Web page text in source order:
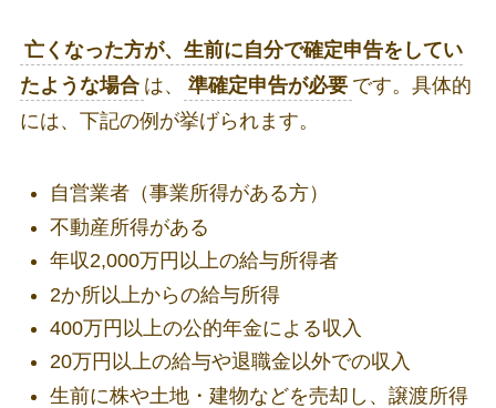
亡くなった方が、生前に自分で確定申告をしてい
たような場合 は、 準確定申告が必要 です。具体的
には、下記の例が挙げられます。
自営業者（事業所得がある方）
不動産所得がある
年収2,000万円以上の給与所得者
2か所以上からの給与所得
400万円以上の公的年金による収入
20万円以上の給与や退職金以外での収入
生前に株や土地・建物などを売却し、譲渡所得